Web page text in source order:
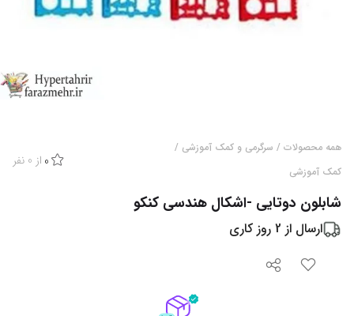
همه محصولات / سرگرمی و کمک آموزشی /
کمک آموزشی
0 از 0 نفر
شابلون دوتایی -اشکال هندسی کنکو
ارسال از 2 روز کاری